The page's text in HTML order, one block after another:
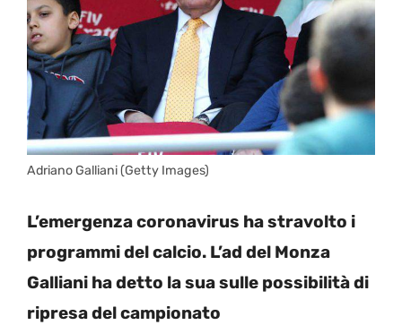
Adriano Galliani (Getty Images)
L’emergenza coronavirus ha stravolto i
programmi del calcio. L’ad del Monza
Galliani ha detto la sua sulle possibilità di
ripresa del campionato